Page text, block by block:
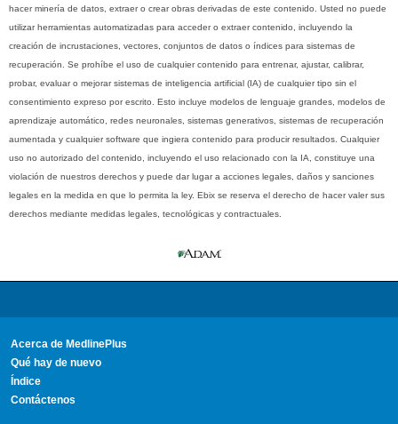
hacer minería de datos, extraer o crear obras derivadas de este contenido. Usted no puede
utilizar herramientas automatizadas para acceder o extraer contenido, incluyendo la
creación de incrustaciones, vectores, conjuntos de datos o índices para sistemas de
recuperación. Se prohíbe el uso de cualquier contenido para entrenar, ajustar, calibrar,
probar, evaluar o mejorar sistemas de inteligencia artificial (IA) de cualquier tipo sin el
consentimiento expreso por escrito. Esto incluye modelos de lenguaje grandes, modelos de
aprendizaje automático, redes neuronales, sistemas generativos, sistemas de recuperación
aumentada y cualquier software que ingiera contenido para producir resultados. Cualquier
uso no autorizado del contenido, incluyendo el uso relacionado con la IA, constituye una
violación de nuestros derechos y puede dar lugar a acciones legales, daños y sanciones
legales en la medida en que lo permita la ley. Ebix se reserva el derecho de hacer valer sus
derechos mediante medidas legales, tecnológicas y contractuales.
Acerca de MedlinePlus
Qué hay de nuevo
Índice
Contáctenos